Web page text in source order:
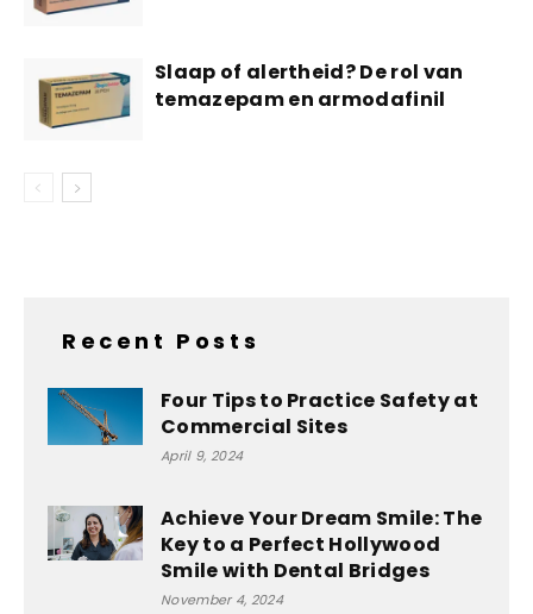
Slaap of alertheid? De rol van
temazepam en armodafinil
Recent Posts
Four Tips to Practice Safety at
Commercial Sites
April 9, 2024
Achieve Your Dream Smile: The
Key to a Perfect Hollywood
Smile with Dental Bridges
November 4, 2024